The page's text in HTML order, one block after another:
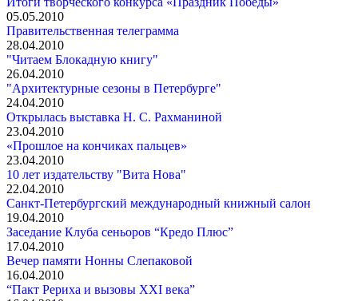
05.05.2010
Правительственная телеграмма
28.04.2010
"Читаем Блокадную книгу"
26.04.2010
"Архитектурные сезоны в Петербурге"
24.04.2010
Открылась выставка Н. С. Рахманиной
23.04.2010
«Прошлое на кончиках пальцев»
23.04.2010
10 лет издательству "Вита Нова"
22.04.2010
Санкт-Петербургский международный книжный салон
19.04.2010
Заседание Клуба сеньоров “Кредо Плюс”
17.04.2010
Вечер памяти Нонны Слепаковой
16.04.2010
“Пакт Рериха и вызовы XXI века”